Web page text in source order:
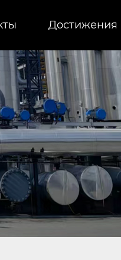
Достижения